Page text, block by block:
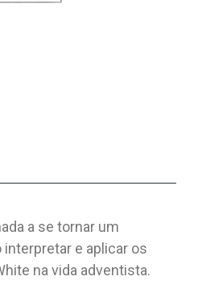
a se tornar um
e aplicar os
na vida adventista.